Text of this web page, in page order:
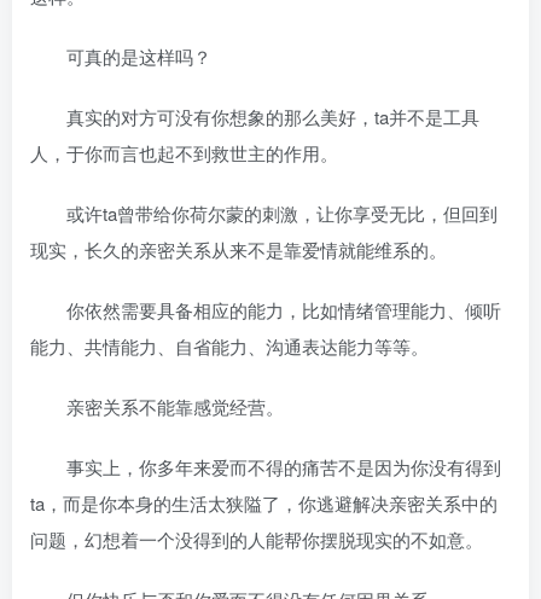
可真的是这样吗？
真实的对方可没有你想象的那么美好，ta并不是工具
人，于你而言也起不到救世主的作用。
或许ta曾带给你荷尔蒙的刺激，让你享受无比，但回到
现实，长久的亲密关系从来不是靠爱情就能维系的。
你依然需要具备相应的能力，比如情绪管理能力、倾听
能力、共情能力、自省能力、沟通表达能力等等。
亲密关系不能靠感觉经营。
事实上，你多年来爱而不得的痛苦不是因为你没有得到
ta，而是你本身的生活太狭隘了，你逃避解决亲密关系中的
问题，幻想着一个没得到的人能帮你摆脱现实的不如意。